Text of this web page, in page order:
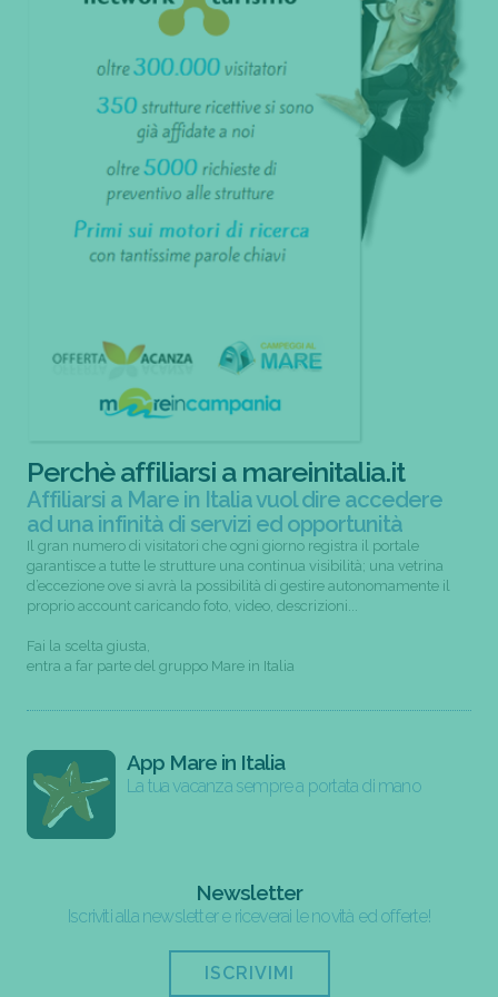
Perchè affiliarsi a mareinitalia.it
Affiliarsi a Mare in Italia vuol dire accedere
ad una infinità di servizi ed opportunità
Il gran numero di visitatori che ogni giorno registra il portale
garantisce a tutte le strutture una continua visibilità; una vetrina
d’eccezione ove si avrà la possibilità di gestire autonomamente il
proprio account caricando foto, video, descrizioni...
Fai la scelta giusta,
entra a far parte del gruppo Mare in Italia
App Mare in Italia
La tua vacanza sempre a portata di mano
Newsletter
Iscriviti alla newsletter e riceverai le novità ed offerte!
ISCRIVIMI